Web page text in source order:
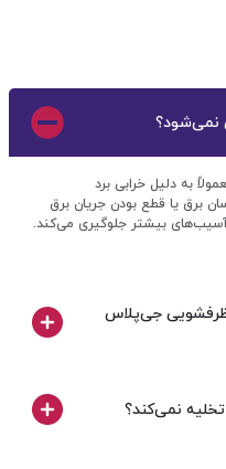
نمی‌شود؟
به دلیل خرابی برد
برق یا قطع بودن جریان برق
بیشتر جلوگیری می‌کند.
جی‌پلاس
نمی‌کند؟